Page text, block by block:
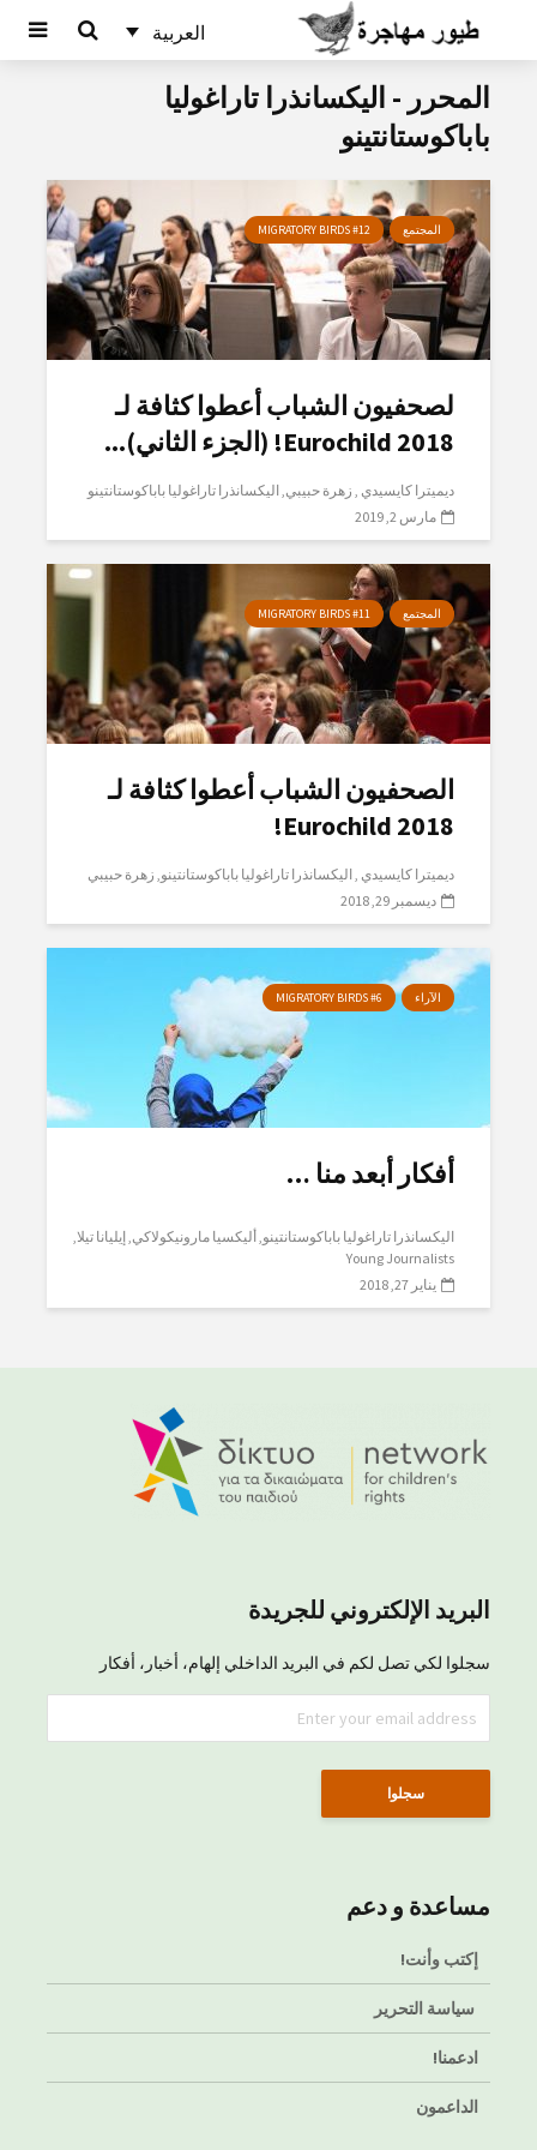
العربية
المحرر - اليكسانذرا تاراغوليا
باباكوستانتينو
المجتمع MIGRATORY BIRDS #12
لصحفيون الشباب أعطوا كثافة لـ
Eurochild 2018! (الجزء الثاني)...
ديميترا كايسيدي زهرة حبيبي اليكسانذرا تاراغوليا باباكوستانتينو
مارس 2, 2019
المجتمع MIGRATORY BIRDS #11
الصحفيون الشباب أعطوا كثافة لـ
Eurochild 2018!
ديميترا كايسيدي اليكسانذرا تاراغوليا باباكوستانتينو زهرة حبيبي
ديسمبر 29, 2018
الآراء MIGRATORY BIRDS #6
أفكار أبعد منا …
اليكسانذرا تاراغوليا باباكوستانتينو أليكسيا مارونيكولاكي إيليانا تيلا
Young Journalists
يناير 27, 2018
البريد الإلكتروني للجريدة
سجلوا لكي تصل لكم في البريد الداخلي إلهام، أخبار، أفكار
مساعدة و دعم
إكتب وأنت!
سياسة التحرير
ادعمنا!
الداعمون